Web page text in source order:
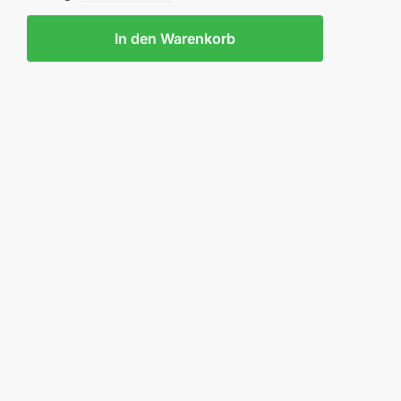
In den Warenkorb